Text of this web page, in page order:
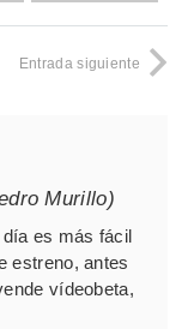
Entrada siguiente
Murillo)
es más fácil
estreno, antes
vídeobeta,